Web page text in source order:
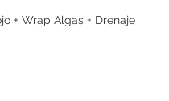
+ Wrap Algas + Drenaje